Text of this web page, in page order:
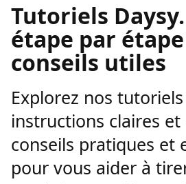
Tutoriels
étape par
conseils utiles
Explorez nos
instructions claires et
conseils pratiques et
pour vous aider à